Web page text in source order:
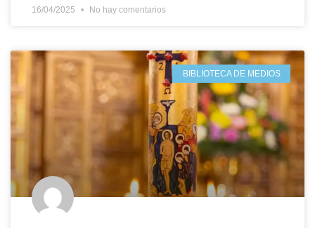
16/04/2025 No hay comentarios
BIBLIOTECA DE MEDIOS